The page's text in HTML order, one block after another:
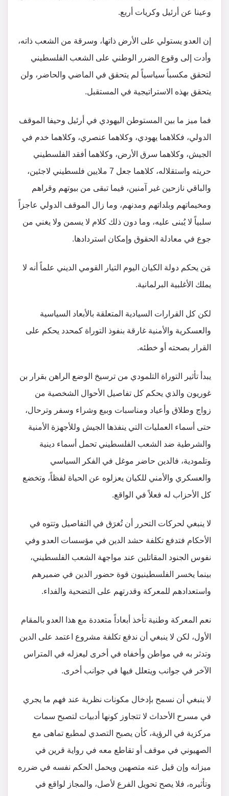
وعينا عن أرئيل وكريات أربع.
إن العدو يستولي على الأرض ذاتها، وسرقة من الشعب ذاته،
وأدت إلى وقوع الضرر الوطني على الشعب الفلسطيني
لتحقق مكسباً سياسياً لم يتحقق في الماضي والحاضر، ولن
يتحقق بهذه الاستراتيجية في المستقبل.
فما ميز ما بين المستوطن اليهودي في أرئيل وحيفا الموقف
الدولي، فكلاهما يهودي، وكلاهما عنصري، وكلاهما خدم في
الجيش، وكلاهما سرق الأرض، وكلاهما أفقد الفلسطيني
حريته واستقلاله، كلاهما جعل 7 ملايين فلسطيني لاجئين،
والباقي نازحين غير آمنين، فيما تبقى من بيوتهم وقراهم
ومخيماتهم وبلداتهم ومدنهم، وما زال الموقف الدولي عاجزاً
سلبياً لا يُبنى عليه، وما دون ذلك كلام لا يسمن ولا يغني من
جوع في معادلة الحقوق وإمكان استردادها.
مَن يحكم دولة الكيان اليوم التيار القومي الديني علماً أنه لا
يملك الأغلبية البرلمانية.
لكن كل القرارات السيادية المتعلقة بالأبعاد السياسية
والعسكرية والأمنية غارقة بنفوذ التوراة كمحدد يحكم على
القرار بصحته أو خطئه.
يبدأ تأثير التوراة التلمودي من ترسيخ الوضع الراهن بقرار بن
غوريون والذي يحكم كل تفاصيل الأحوال الشخصية من
زواج وطلاق وأعياد ومناسبات وبيع وشراء وسفر وترحال،
حتى أسماء العمليات التي ينفذها الجيش وللأجهزة الأمنية
والشرطية ضد الشعب الفلسطيني تحمل أسماء دينية
وتلمودية، فالدين حاضر موغل في الفكر السياسي
والعسكري والأمني للكيان يعزلوه عن الحياة لفظاً، وتخضع
كل الأحزاب له فعلاً في الواقع.
لا ينبغي لحركات التحرر أن تُغرَق في التفاصيل وتتوه في
الأحكام فتدفع تكلفة حشد الدين في مؤسسات العدو وفي
نفوس الجنود المقاتلين عند مواجهة الشعب الفلسطيني،
بينما يخسر الفلسطينيون قوة حضور الدين في ضميرهم
واستعدادهم للمعركة وقدرتهم على التضحية والفداء.
نعم المعركة وطنية تأخذ أبعاداً متعددة مع هذا العدو بالمقام
الأول، لكن لا ينبغي أن ندفع تكلفة مشروع اعتمد على الدين
وتدثر به في مواطن وأخفاه في أخرى ليعزله في المتراس
الآخر في جوانب ويتعلل فيها في جوانب أخرى.
لا ينبغي أن نسمح بإدخال مكونات نظرية عند فهم ما يجري
في مسرح الأحداث لا تتجاوز كونها أدبيات لتصبح سمات
مركزية في الرؤية، كأن يصبح التصدي لمطبع تماهى مع
الصهيوني في موقف أو تقاطع معه في رواية قرين في
ميزانه وإن قيل عنه متصهين ويحمل الحكم نفسه في ضرره
وتأثيره، فلا يصح تحويل الفرع لأصل، والمجاز لواقع في